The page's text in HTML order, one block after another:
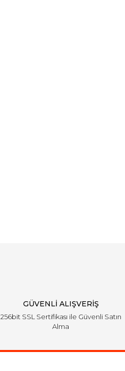
GÜVENLİ ALIŞVERİŞ
256bit SSL Sertifikası ile Güvenli Satın
Alma